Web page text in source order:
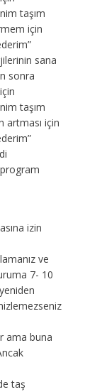
taşım
için
sana
sonra
taşım
artması için
izin
ve
7- 10
ama buna
taş